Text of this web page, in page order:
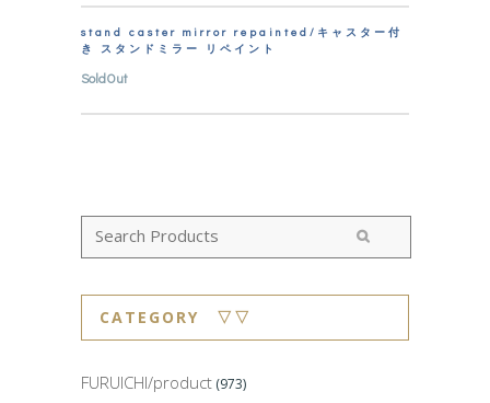
stand caster mirror repainted/キャスター付
き スタンドミラー リペイント
SoldOut
CATEGORY ▽▽
FURUICHI/product (973)